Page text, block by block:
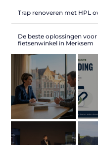
Trap renoveren met HPL
De beste oplossingen
fietsenwinkel in Merksem